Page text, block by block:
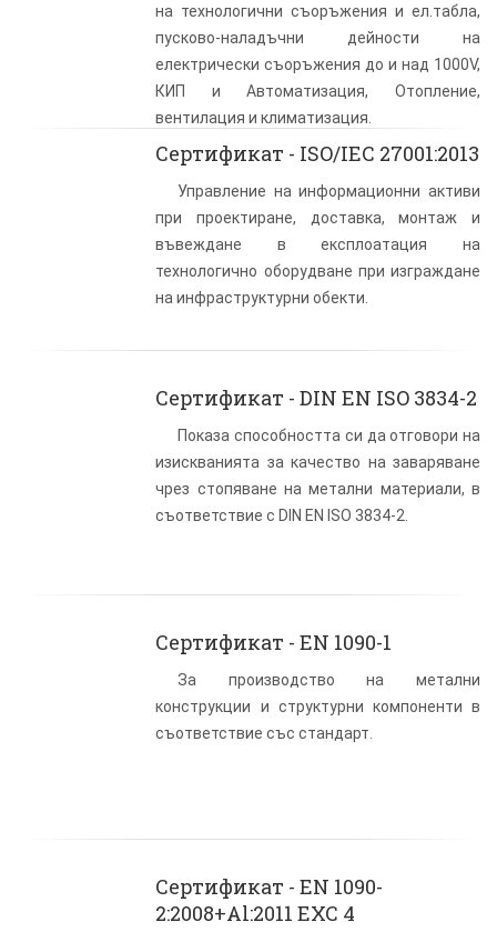
на технологични съоръжения и ел.табла,
пусково-наладъчни дейности на
електрически съоръжения до и над 1000V,
КИП и Автоматизация, Отопление,
вентилация и климатизация.
Сертификат - ISO/IEC 27001:2013
Управление на информационни активи
при проектиране, доставка, монтаж и
въвеждане в експлоатация на
технологично оборудване при изграждане
на инфраструктурни обекти.
Сертификат - DIN EN ISO 3834-2
Показа способността си да отговори на
изискванията за качество на заваряване
чрез стопяване на метални материали, в
съответствие с DIN EN ISO 3834-2.
Сертификат - EN 1090-1
За производство на метални
конструкции и структурни компоненти в
съответствие със стандарт.
Сертификат - EN 1090-
2:2008+Al:2011 EXC 4